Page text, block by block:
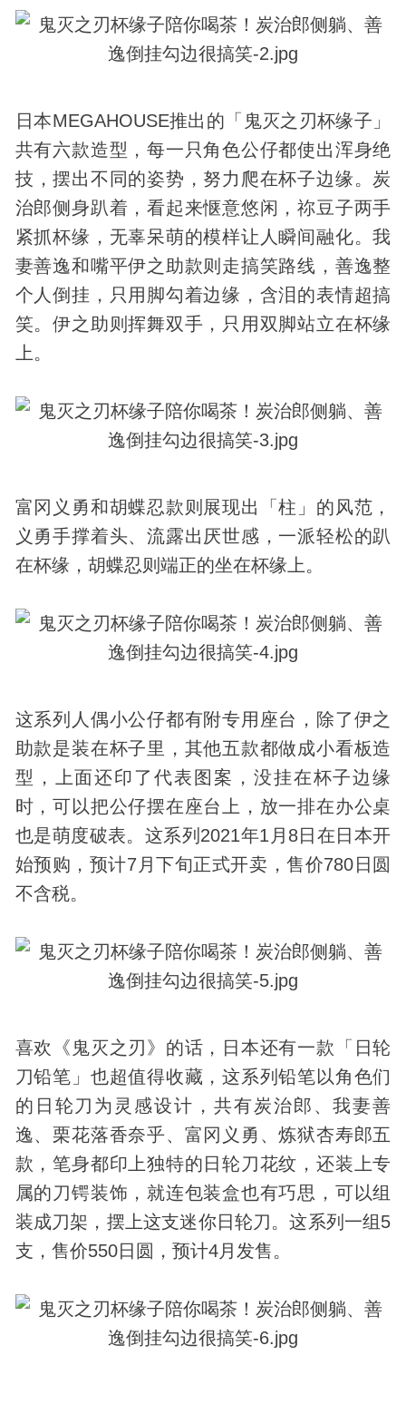
日本MEGAHOUSE推出的「鬼灭之刃杯缘子」
共有六款造型，每一只角色公仔都使出浑身绝
技 ，摆出不同的姿势，努力爬在杯子边缘。炭
治郎侧身趴着，看起来惬意悠闲，祢豆子两手
紧抓杯缘，无辜呆萌的模样让人瞬间融化。我
妻善逸和嘴平伊之助款则走搞笑路线，善逸整
个人倒挂，只用脚勾着边缘，含泪的表情超搞
笑。伊之助则挥舞双手，只用双脚站立在杯缘
上。
富冈义勇和胡蝶忍款则展现出「柱」的风范，
义勇手撑着头、流露出厌世感，一派轻松的趴
在杯缘，胡蝶忍则端正的坐在杯缘上。
这系列人偶小公仔都有附专用座台，除了伊之
助款是装在杯子里，其他五款都做成小看板造
型，上面还印了代表图案，没挂在杯子边缘
时，可以把公仔摆在座台上，放一排在办公桌
也是萌度破表。这系列2021年1月8日在日本开
始预购，预计7月下旬正式开卖，售价780日圆
不含税。
喜欢《鬼灭之刃》的话，日本还有一款「日轮
刀铅笔」也超值得收藏，这系列铅笔以角色们
的日轮刀为灵感设计，共有炭治郎、我妻善
逸、栗花落香奈乎、富冈义勇、炼狱杏寿郎五
款，笔身都印上独特的日轮刀花纹，还装上专
属的刀锷装饰，就连包装盒也有巧思，可以组
装成刀架，摆上这支迷你日轮刀。这系列一组5
支，售价550日圆，预计4月发售。